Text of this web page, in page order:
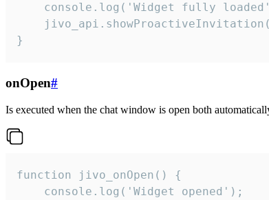
console.log('Widget fully
}
onOpen#
Is executed when the chat window is open both
function jivo_onOpen() {
    console.log('Widget opened');